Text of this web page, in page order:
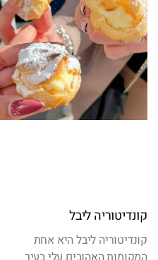
קונדיטוריה ליבל
קונדיטוריה ליבל היא אחת